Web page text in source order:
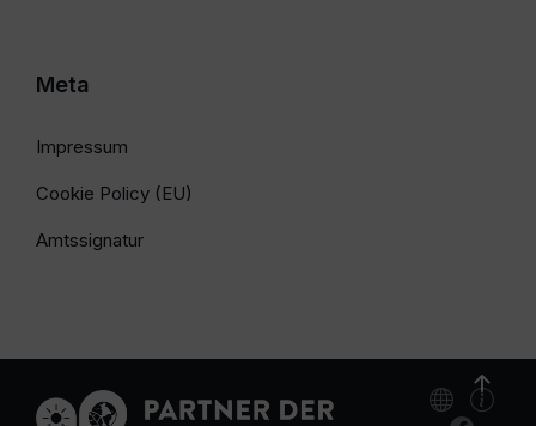
Meta
Impressum
Cookie Policy (EU)
Amtssignatur